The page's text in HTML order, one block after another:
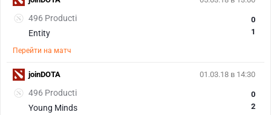
496 Producti
Entity
0
1
Перейти на матч
01.03.18 в 14:30
496 Producti
Young Minds
0
2
joinDOTA